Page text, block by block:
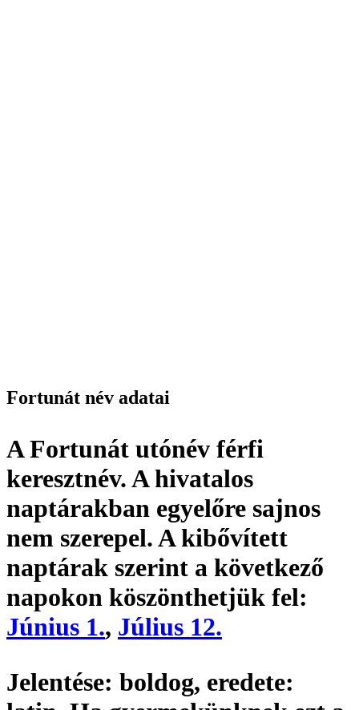
Fortunát név adatai
A Fortunát utónév férfi
keresztnév. A hivatalos
naptárakban egyelőre sajnos
nem szerepel. A kibővített
naptárak szerint a következő
napokon köszönthetjük fel:
Június 1., Július 12.
Jelentése: boldog, eredete: